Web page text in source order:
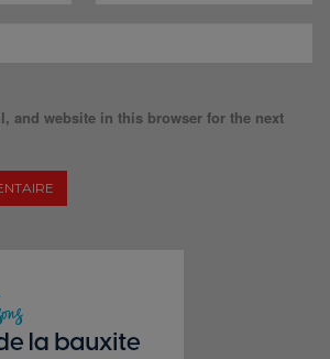
and website in this browser for the next